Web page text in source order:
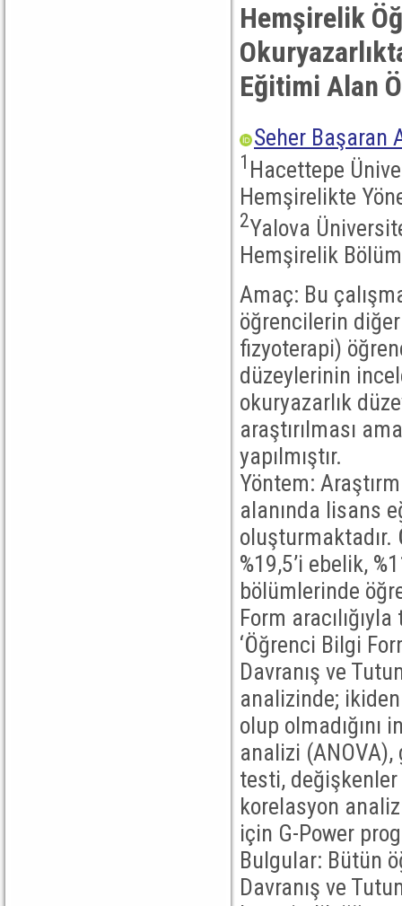
Hemşirelik
Eğitimi Alan
Seher Başaran
1 Hacettepe
Hemşirelikte
2Yalova
Hemşirelik
Amaç: Bu
öğrencilerin
fizyoterapi)
düzeylerinin
okuryazarlık
araştırılması
yapılmıştır.
Yöntem:
alanında lisans
oluşturmaktadır.
%19,5’i ebelik,
bölümlerinde
Form
‘Öğrenci Bilgi
Davranış ve
analizinde;
olup
analizi (ANOVA),
testi,
korelasyon
için G-Power
Bulgular: Bütün
Davranış ve